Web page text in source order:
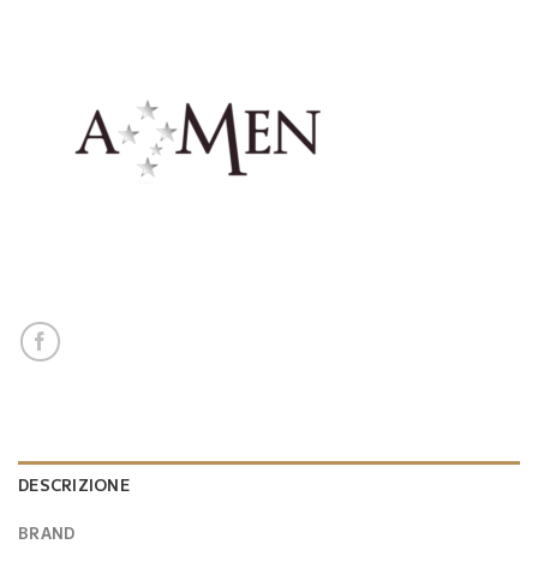
DESCRIZIONE
BRAND